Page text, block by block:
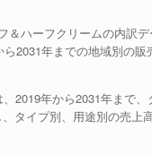
＆ハーフクリームの内訳
2031年までの地域別の販
2019年から2031年まで
タイプ別、用途別の売上